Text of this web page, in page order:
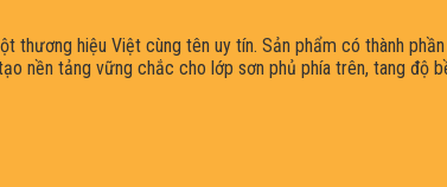
thương hiệu Việt cùng tên uy tín. Sản phẩm có thành
nền tảng vững chắc cho lớp sơn phủ phía trên, tang độ